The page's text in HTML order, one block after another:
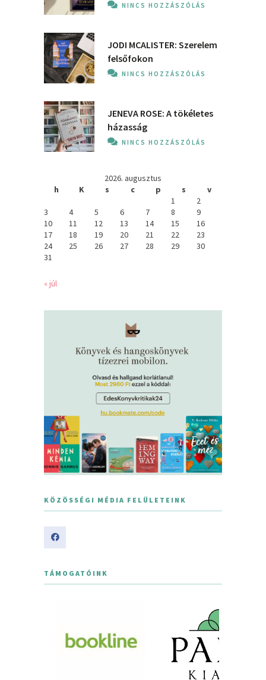
NINCS HOZZÁSZÓLÁS
JODI MCALISTER: Szerelem
felsőfokon
NINCS HOZZÁSZÓLÁS
JENEVA ROSE: A ​tökéletes
házasság
NINCS HOZZÁSZÓLÁS
2026. augusztus
h
K s c p s
v
1
2
3
4 5 6 7 8
9
10
11 12 13 14 15
16
17
18 19 20 21 22
23
24
25 26 27 28 29
30
31
« júl
KÖZÖSSÉGI MÉDIA FELÜLETEINK
TÁMOGATÓINK